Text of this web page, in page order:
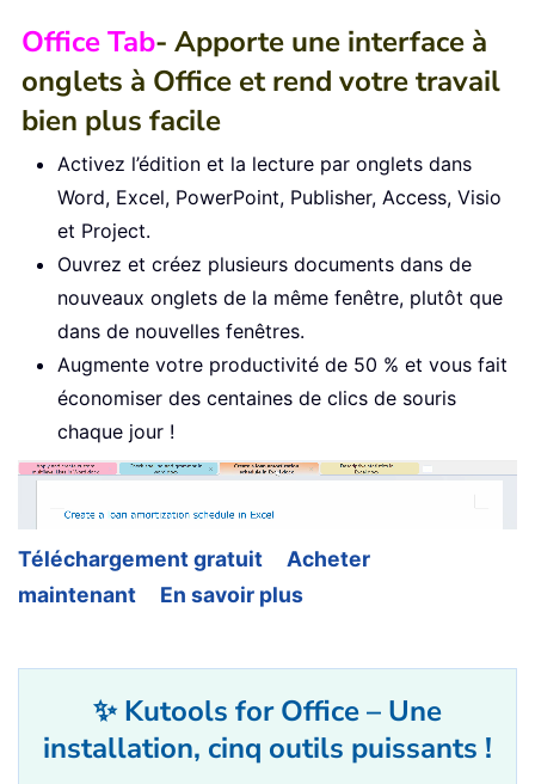
Office Tab- Apporte une interface à
onglets à Office et rend votre travail
bien plus facile
Activez l’édition et la lecture par onglets dans
Word, Excel, PowerPoint, Publisher, Access, Visio
et Project.
Ouvrez et créez plusieurs documents dans de
nouveaux onglets de la même fenêtre, plutôt que
dans de nouvelles fenêtres.
Augmente votre productivité de 50 % et vous fait
économiser des centaines de clics de souris
chaque jour !
Téléchargement gratuit
Acheter
maintenant
En savoir plus
✨ Kutools for Office – Une
installation, cinq outils puissants !